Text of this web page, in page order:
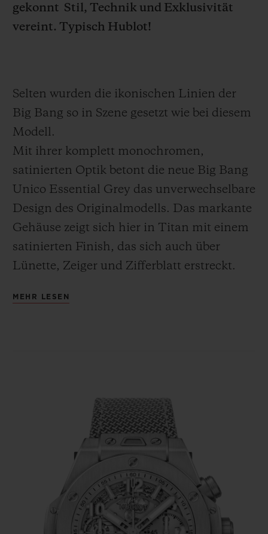
gekonnt Stil, Technik und Exklusivität
vereint. Typisch Hublot!
Selten wurden die ikonischen Linien der
Big Bang so in Szene gesetzt wie bei diesem
Modell.
Mit ihrer komplett monochromen,
satinierten Optik betont die neue Big Bang
Unico Essential Grey das unverwechselbare
Design des Originalmodells. Das markante
Gehäuse zeigt sich hier in Titan mit einem
satinierten Finish, das sich auch über
Lünette, Zeiger und Zifferblatt erstreckt.
zeichnet sich die Uhr mit einem besonders
Manufakturkalibers HUB1280 – ein
Chronographenwerk mit Säulenrad, das
über eine Gangreserve von 72 Stunden
verfügt. Mit einem Durchmesser von 42
Millimetern und einer Bauhöhe von 14,5
Millimetern kann sie von Männern und
Frauen gleichermaßen getragen werden.
MEHR LESEN